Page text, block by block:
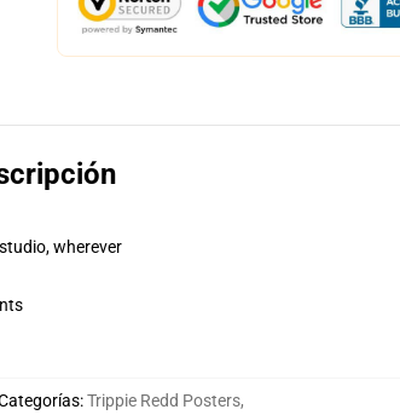
wherever
:Trippie Redd Posters,